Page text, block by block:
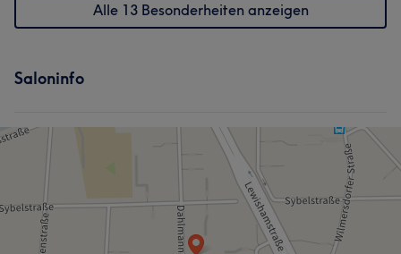
Alle 13 Besonderheiten anzeigen
Saloninfo